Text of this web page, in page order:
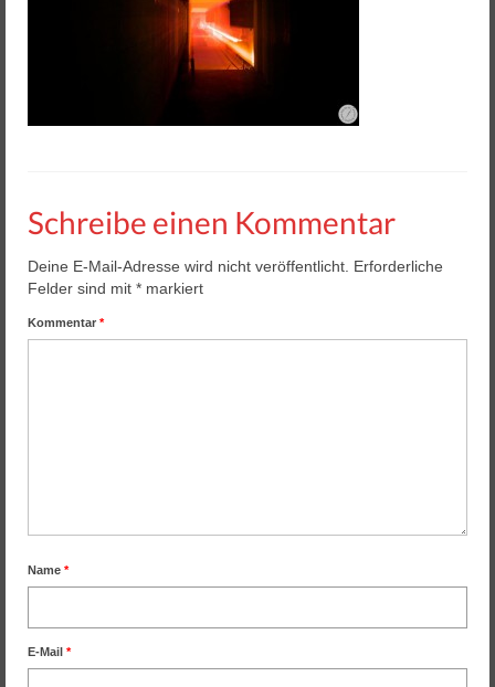
Helios 2 & 3
Helios Pro
Arena Zubehör
Buchungssoftware
Arcade Automaten
Downloads
Schreibe einen Kommentar
Deine E-Mail-Adresse wird nicht veröffentlicht. Erforderliche
Felder sind mit * markiert
Kommentar *
Name *
E-Mail *